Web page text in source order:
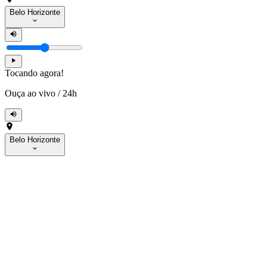
Belo Horizonte
Tocando agora!
Ouça ao vivo / 24h
Belo Horizonte